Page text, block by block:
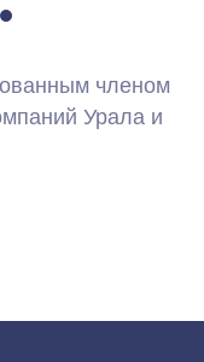
членом
Урала и